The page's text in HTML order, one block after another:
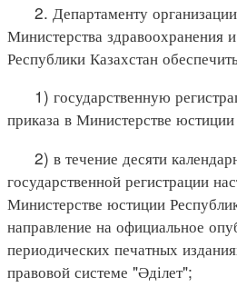
2. Департаменту
Министерства здравоохранения
Республики Казахстан
1) государственную
приказа в Министерстве
2) в течение десяти
государственной регистрации
Министерстве юстиции
направление на официальное
периодических печатных
правовой системе "Әділет";